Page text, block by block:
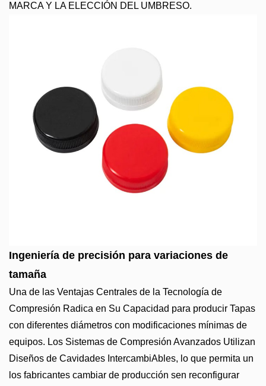
MARCA Y LA ELECCIÓN DEL UMBRESO.
Ingeniería de precisión para variaciones de
tamaña
Una de las Ventajas Centrales de la Tecnología de
Compresión Radica en Su Capacidad para producir Tapas
con diferentes diámetros con modificaciones mínimas de
equipos. Los Sistemas de Compresión Avanzados Utilizan
Diseños de Cavidades IntercambiAbles, lo que permita un
los fabricantes cambiar de producción sen reconfigurar